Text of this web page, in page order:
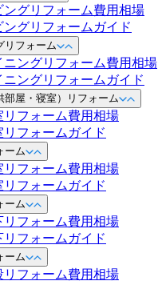
ングリフォーム費用相場
ングリフォームガイド
リフォーム
ニングリフォーム費用相場
ニングリフォームガイド
部屋・寝室）リフォーム
リフォーム費用相場
リフォームガイド
ーム
リフォーム費用相場
リフォームガイド
ーム
リフォーム費用相場
リフォームガイド
ーム
リフォーム費用相場